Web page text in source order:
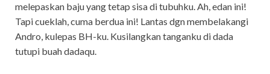
melepaskan baju yang tetap sisa di tubuhku. Ah, edan ini!
Tapi cueklah, cuma berdua ini! Lantas dgn membelakangi
Andro, kulepas BH-ku. Kusilangkan tanganku di dada
tutupi buah dadaqu.